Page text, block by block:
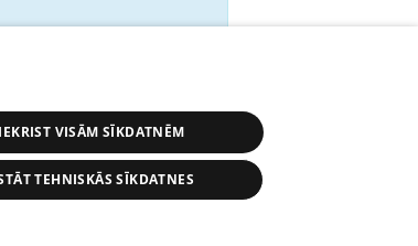
отбытия не
VISĀM SĪKDATNĒM
TEHNISKĀS SĪKDATNES